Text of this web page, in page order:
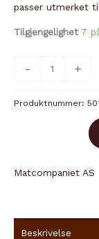
passer utmerket
Tilgjengelighet 7
-
12
+
Produktnummer:
Matcompaniet AS
Beskrivelse